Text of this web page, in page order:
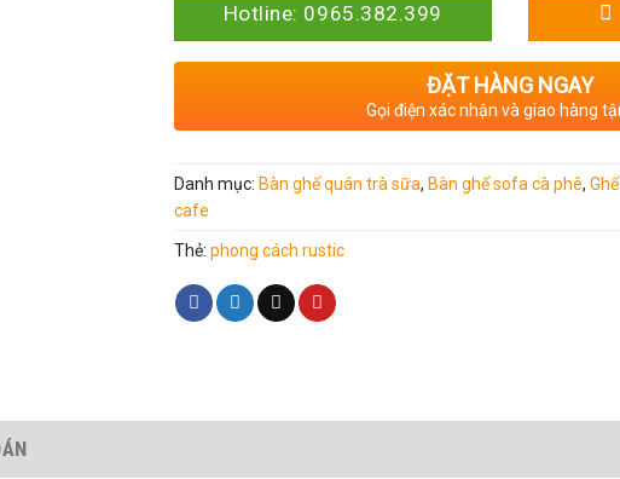
Hotline: 0965.382.399
ĐẶT HÀNG NGAY
Gọi điện xác nhận và giao hàng
Danh mục: Bàn ghế quán trà sữa, Bàn ghế sofa cà phê,
cafe
Thẻ: phong cách rustic